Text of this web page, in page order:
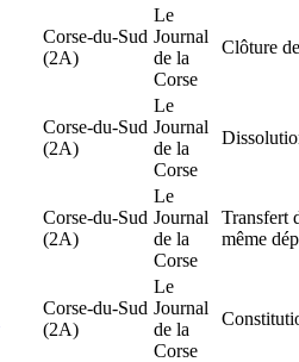
Corse-du-Sud
(2A)
Le
Journal
de la
Corse
Clôture
Corse-du-Sud
(2A)
Le
Journal
de la
Corse
Corse-du-Sud
(2A)
Le
Journal
de la
Corse
Transfert
même
Corse-du-Sud
(2A)
Le
Journal
de la
Corse